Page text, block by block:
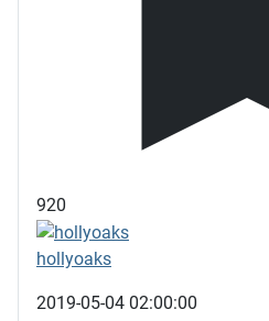
920
hollyoaks
2019-05-04 02:00:00